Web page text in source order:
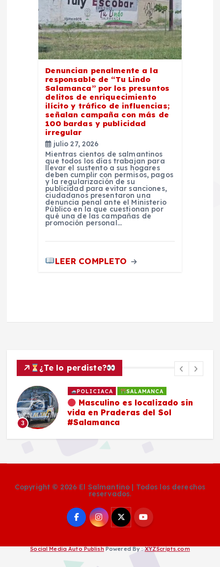
Denuncian penalmente a la
responsable de “Tu Lindo
Salamanca” por los presuntos
delitos de enriquecimiento
ilícito y tráfico de influencias;
señalan campaña con más de
100 bardas y publicidad
irregular
julio 27, 2026
Mientras cientos de salmantinos
que todos los días trabajan para
llevar el sustento a sus hogares
deben cumplir con permisos, pagos
y la regularización de su
publicidad para evitar sanciones,
ciudadanos presentaron una
denuncia penal ante el Ministerio
Público en la que cuestionan por
qué una de las campañas de
promoción personal…
LEER COMPLETO
¿Te lo perdiste?
3
POLICIACA SALAMANCA
Masculino es localizado sin
vida en Praderas del Sol
#Salamanca
Copyright © 2026 El Salmantino | Todos los derechos
reservados.
Social Media Auto PublishPowered By :XYZScripts.com